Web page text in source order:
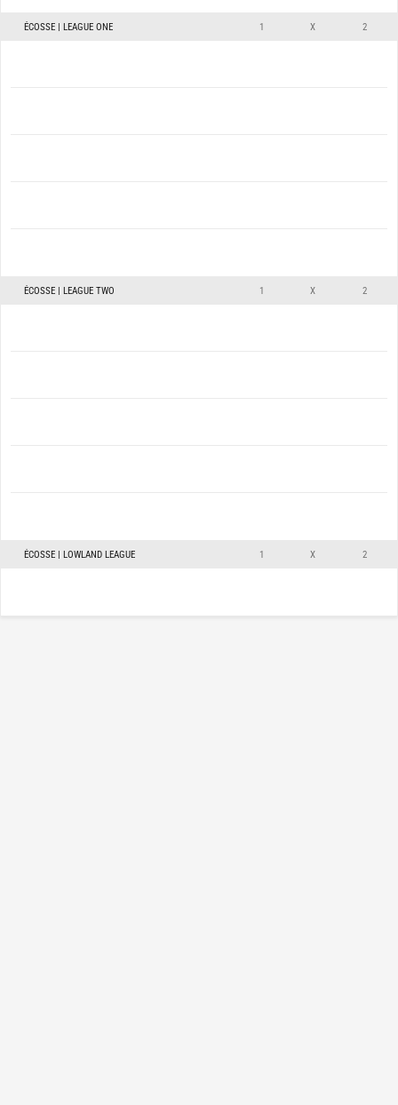
ÉCOSSE | LEAGUE ONE 1 X 2
ÉCOSSE | LEAGUE TWO 1 X 2
ÉCOSSE | LOWLAND LEAGUE 1 X 2